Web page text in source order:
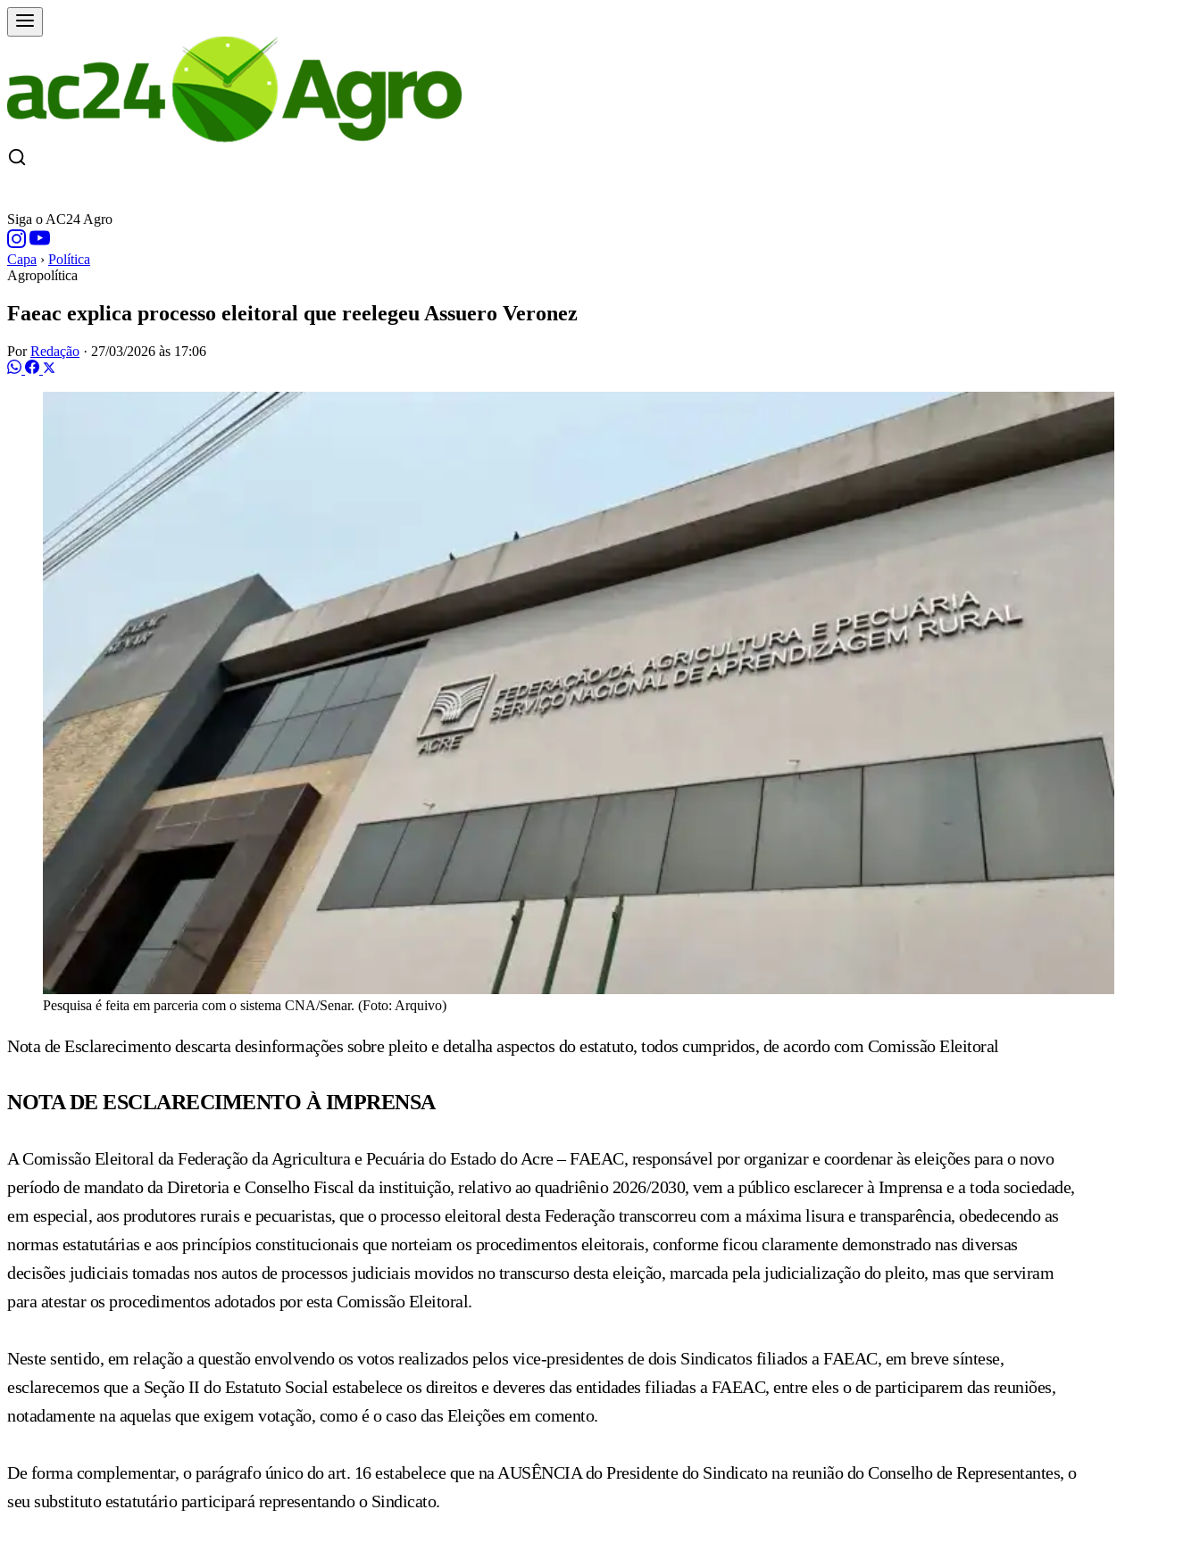
Siga o AC24 Agro
Capa › Política
Agropolítica
Faeac explica processo eleitoral que reelegeu Assuero Veronez
PorRedação · 27/03/2026 às 17:06
Pesquisa é feita em parceria com o sistema CNA/Senar. (Foto: Arquivo)
Nota de Esclarecimento descarta desinformações sobre pleito e detalha aspectos do estatuto, todos cumpridos, de acordo com Comissão Eleitoral
NOTA DE ESCLARECIMENTO À IMPRENSA
A Comissão Eleitoral da Federação da Agricultura e Pecuária do Estado do Acre – FAEAC, responsável por organizar e coordenar às eleições para o novo
período de mandato da Diretoria e Conselho Fiscal da instituição, relativo ao quadriênio 2026/2030, vem a público esclarecer à Imprensa e a toda sociedade,
em especial, aos produtores rurais e pecuaristas, que o processo eleitoral desta Federação transcorreu com a máxima lisura e transparência, obedecendo as
normas estatutárias e aos princípios constitucionais que norteiam os procedimentos eleitorais, conforme ficou claramente demonstrado nas diversas
decisões judiciais tomadas nos autos de processos judiciais movidos no transcurso desta eleição, marcada pela judicialização do pleito, mas que serviram
para atestar os procedimentos adotados por esta Comissão Eleitoral.
Neste sentido, em relação a questão envolvendo os votos realizados pelos vice-presidentes de dois Sindicatos filiados a FAEAC, em breve síntese,
esclarecemos que a Seção II do Estatuto Social estabelece os direitos e deveres das entidades filiadas a FAEAC, entre eles o de participarem das reuniões,
notadamente na aquelas que exigem votação, como é o caso das Eleições em comento.
De forma complementar, o parágrafo único do art. 16 estabelece que na AUSÊNCIA do Presidente do Sindicato na reunião do Conselho de Representantes, o
seu substituto estatutário participará representando o Sindicato.